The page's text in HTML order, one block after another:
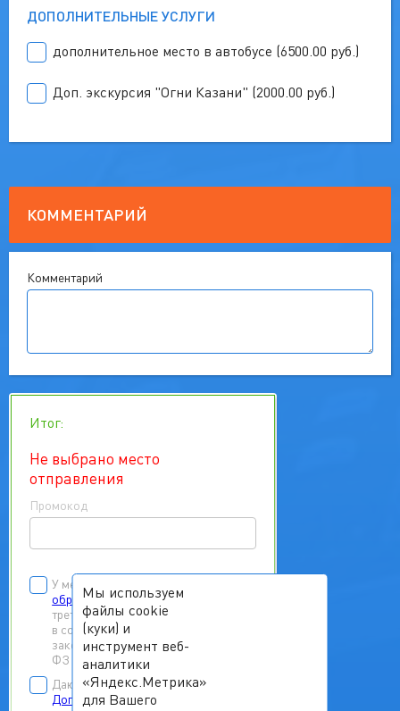
ДОПОЛНИТЕЛЬНЫЕ УСЛУГИ
дополнительное место в автобусе (6500.00 руб.)
Доп. экскурсия "Огни Казани" (2000.00 руб.)
КОММЕНТАРИЙ
Комментарий
Итог:
Не выбрано место
отправления
Промокод
У меня есть
обработку персональных данных
третьих лиц
в соответствии с Федеральным
законом от 27.07.2006 г. № 152-
ФЗ «О персональных данных»
Даю согласие на заключение
Договора на реализацию
Мы используем
файлы cookie
(куки) и
инструмент веб-
аналитики
«Яндекс.Метрика»
для Вашего